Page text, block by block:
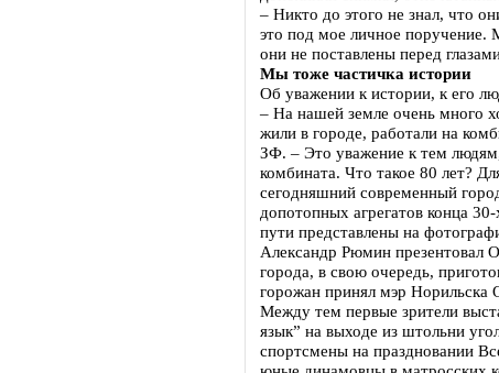
– Никто до этого не знал, что
это под мое личное поручение.
они не поставлены перед
Мы тоже частичка истории
Об уважении к истории, к его
– На нашей земле очень много
жили в городе, работали на
ЗФ. – Это уважение к тем
комбината. Что такое 80 лет?
сегодняшний современный
допотопных агрегатов конца
пути представлены на
Александр Рюмин презентовал
города, в свою очередь,
горожан принял мэр Норильска
Между тем первые зрители
язык” на выходе из штольни
спортсмены на праздновании